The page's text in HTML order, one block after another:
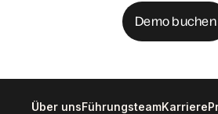
Demo buchen
Über unsFührungsteamKarriere